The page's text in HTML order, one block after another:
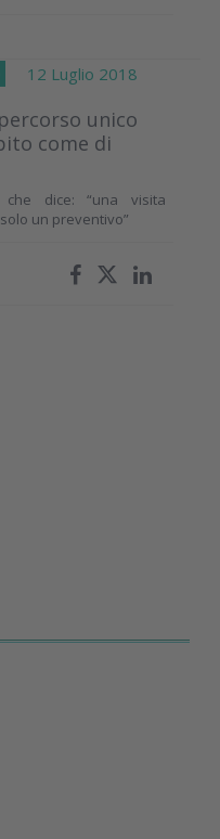
12 Luglio 2018
unico
come di
dice: “una visita
un preventivo”